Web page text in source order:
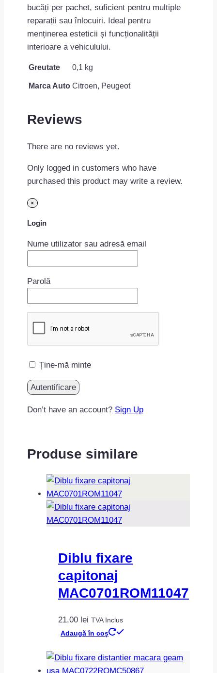
bucăți per pachet, suficient pentru multiple
reparații sau înlocuiri. Ideal pentru
menținerea esteticii și funcționalității
interioare a vehiculului.
Greutate 0,1 kg
Marca Auto Citroen, Peugeot
Reviews
There are no reviews yet.
Only logged in customers who have
purchased this product may write a review.
×
Login
Nume utilizator sau adresă email
Parolă
Ține-mă minte
Don’t have an account? Sign Up
Produse similare
Diblu fixare
capitonaj
MAC0701ROM11047
21,00 lei TVA Inclus
Adaugă în coș